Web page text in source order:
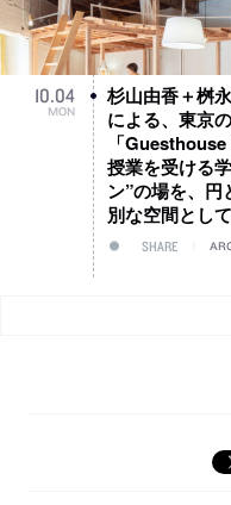
10.04
MON
杉山由香＋桝
による、東京
「
授業を受ける
ン”の場を、
別な空間とし
SHARE